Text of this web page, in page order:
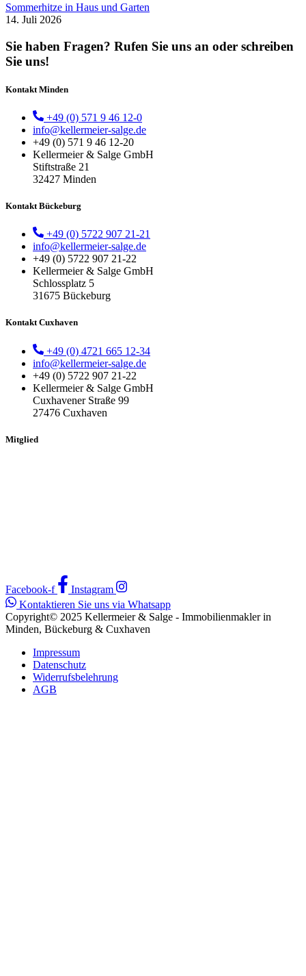
Sommerhitze in Haus und Garten
14. Juli 2026
Sie haben Fragen? Rufen Sie uns an oder schreiben
Sie uns!
Kontakt Minden
+49 (0) 571 9 46 12-0
info@kellermeier-salge.de
+49 (0) 571 9 46 12-20
Kellermeier & Salge GmbH
Stiftstraße 21
32427 Minden
Kontakt Bückeburg
+49 (0) 5722 907 21-21
info@kellermeier-salge.de
+49 (0) 5722 907 21-22
Kellermeier & Salge GmbH
Schlossplatz 5
31675 Bückeburg
Kontakt Cuxhaven
+49 (0) 4721 665 12-34
info@kellermeier-salge.de
+49 (0) 5722 907 21-22
Kellermeier & Salge GmbH
Cuxhavener Straße 99
27476 Cuxhaven
Mitglied
Facebook-f
Instagram
Kontaktieren Sie uns via Whatsapp
Copyright© 2025 Kellermeier & Salge - Immobilienmakler in
Minden, Bückeburg & Cuxhaven
Impressum
Datenschutz
Widerrufsbelehrung
AGB